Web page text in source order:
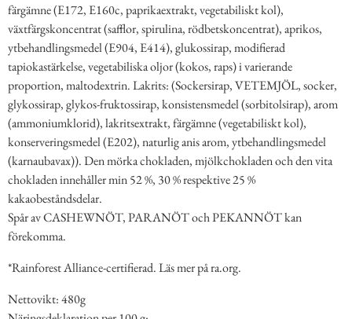
färgämne (E172, E160c, paprikaextrakt, vegetabiliskt kol),
växtfärgskoncentrat (safflor, spirulina, rödbetskoncentrat), aprikos,
ytbehandlingsmedel (E904, E414), glukossirap, modifierad
tapiokastärkelse, vegetabiliska oljor (kokos, raps) i varierande
proportion, maltodextrin. Lakrits: (Sockersirap, VETEMJÖL, socker,
glykossirap, glykos-fruktossirap, konsistensmedel (sorbitolsirap), arom
(ammoniumklorid), lakritsextrakt, färgämne (vegetabiliskt kol),
konserveringsmedel (E202), naturlig anis arom, ytbehandlingsmedel
(karnaubavax)). Den mörka chokladen, mjölkchokladen och den vita
chokladen innehåller min 52 %, 30 % respektive 25 %
kakaobeståndsdelar.
Spår av CASHEWNÖT, PARANÖT och PEKANNÖT kan
förekomma.
*Rainforest Alliance-certifierad. Läs mer på ra.org.
Nettovikt: 480g